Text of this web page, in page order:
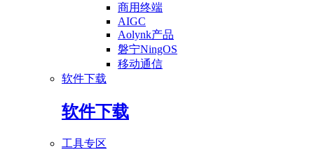
商用终端
AIGC
Aolynk产品
磐宁NingOS
移动通信
软件下载
软件下载
工具专区